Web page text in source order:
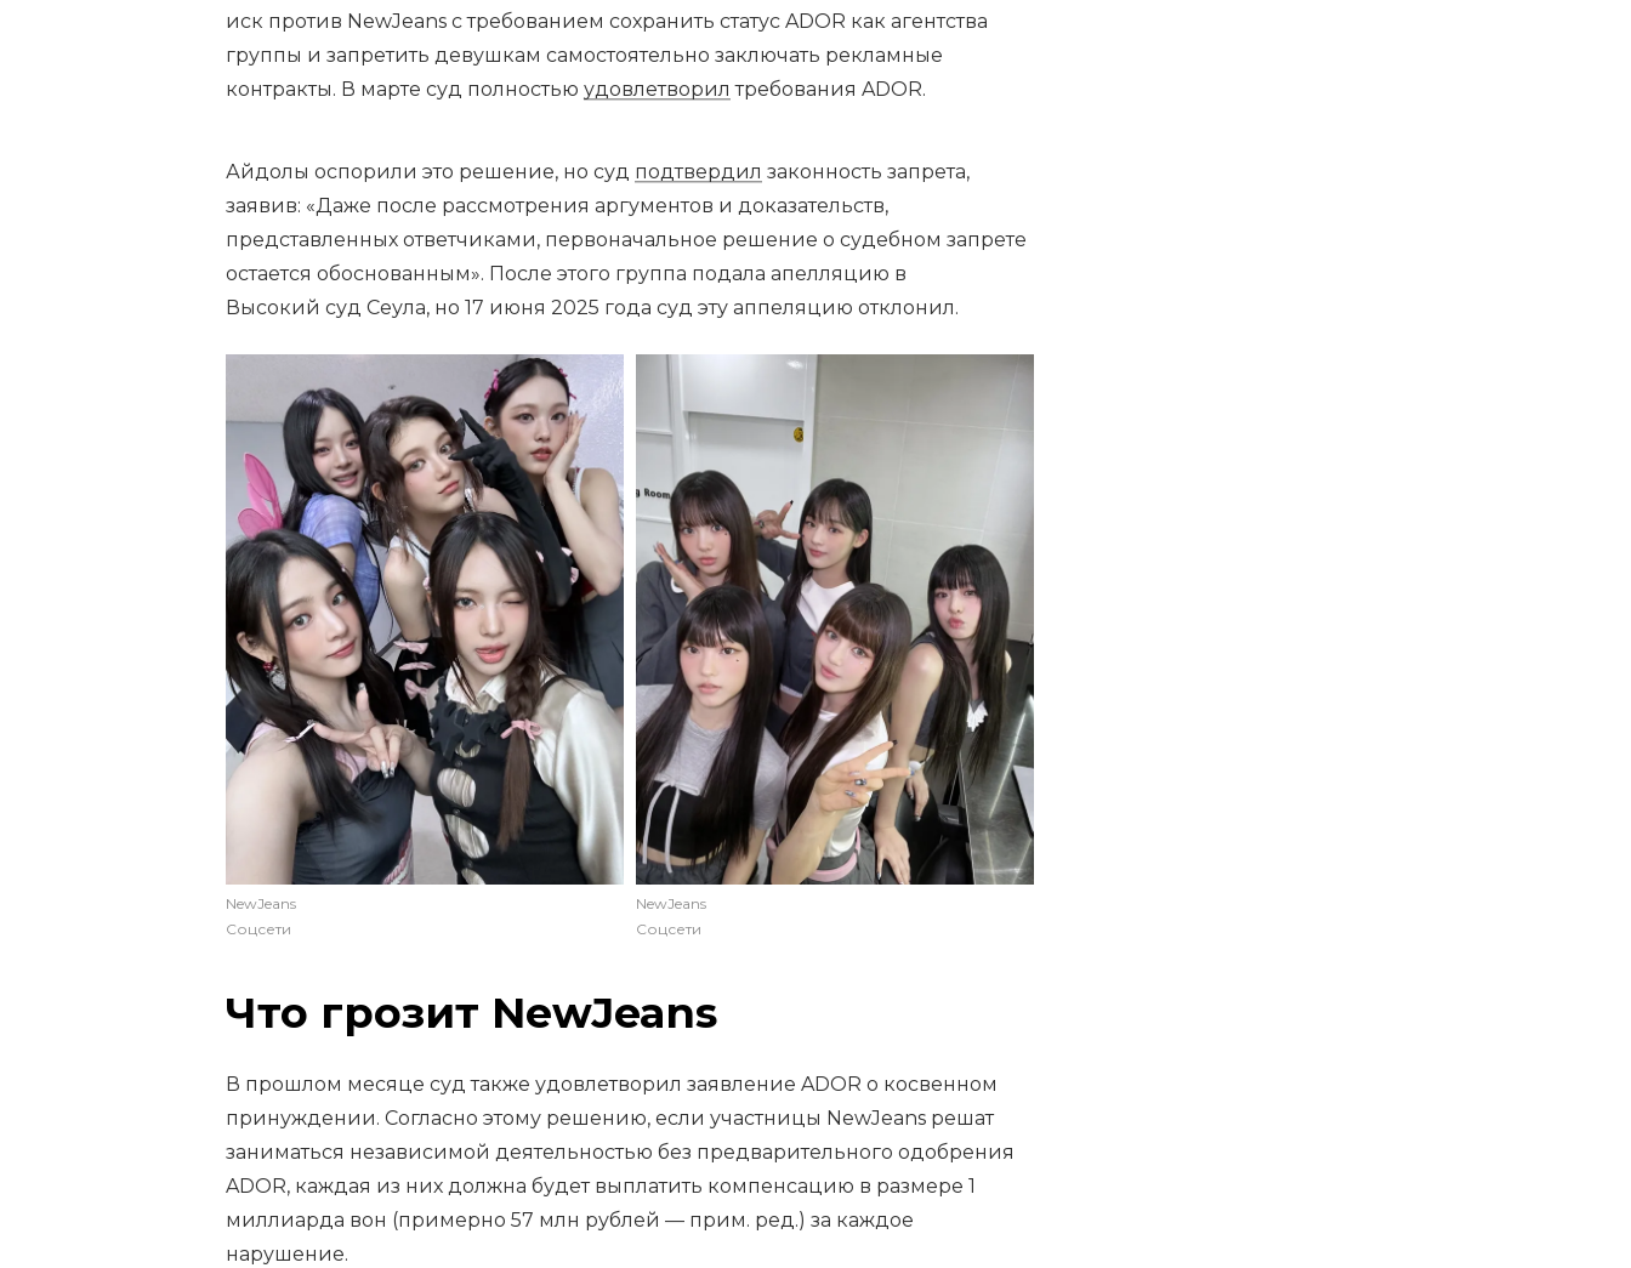
иск против NewJeans с требованием сохранить статус ADOR как агентства
группы и запретить девушкам самостоятельно заключать рекламные
контракты. В марте суд полностью удовлетворил требования ADOR.
Айдолы оспорили это решение, но суд подтвердил законность запрета,
заявив: «Даже после рассмотрения аргументов и доказательств,
представленных ответчиками, первоначальное решение о судебном запрете
остается обоснованным». После этого группа подала апелляцию в
Высокий суд Сеула, но 17 июня 2025 года суд эту аппеляцию отклонил.
NewJeans
Соцсети
NewJeans
Соцсети
Что грозит NewJeans
В прошлом месяце суд также удовлетворил заявление ADOR о косвенном
принуждении. Согласно этому решению, если участницы NewJeans решат
заниматься независимой деятельностью без предварительного одобрения
ADOR, каждая из них должна будет выплатить компенсацию в размере 1
миллиарда вон (примерно 57 млн рублей — прим. ред.) за каждое
нарушение.